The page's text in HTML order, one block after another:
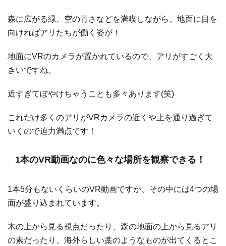
森に広がる緑、空の青さなどを満喫しながら、地面に目を
向ければアリたちが働く姿が！
地面にVRのカメラが置かれているので、アリがすごく大
きいですね。
近すぎてぼやけちゃうことも多々あります(笑)
これだけ多くのアリがVRカメラの近くや上を通り過ぎて
いくので迫力満点です！
1本のVR動画なのに色々な場所を観察できる！
1本5分もないくらいのVR動画ですが、その中には4つの場
面が盛り込まれています。
木の上から見る視点だったり、森の地面の上から見るアリ
の素だったり、海外らしい藁のようなものが出てくるとこ